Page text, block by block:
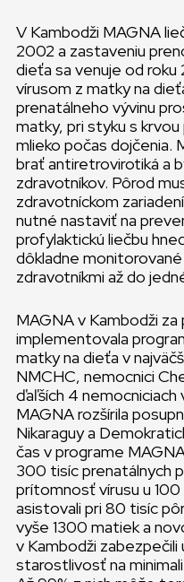
V Kambodži MAGNA
2002 a zastaveniu
dieťa sa venuje od
vírusom z matky na
prenatálneho vývinu
matky, pri styku s
mlieko počas dojčenia.
brať antiretrovirotiká a
zdravotníkov. Pôrod
zdravotníckom
nutné nastaviť na
profylaktickú liečbu
dôkladne
zdravotníkmi až do
MAGNA v Kambodži
implementovala
matky na dieťa v
NMCHC, nemocnici
ďaľších 4 nemocniciach
MAGNA rozšírila
Nikaraguy a
čas v programe
300 tisíc prenatálnych
prítomnosť vírusu u
asistovali pri 80 tisíc
vyše 1300 matiek a
v Kambodži zabezpečili
starostlivosť na